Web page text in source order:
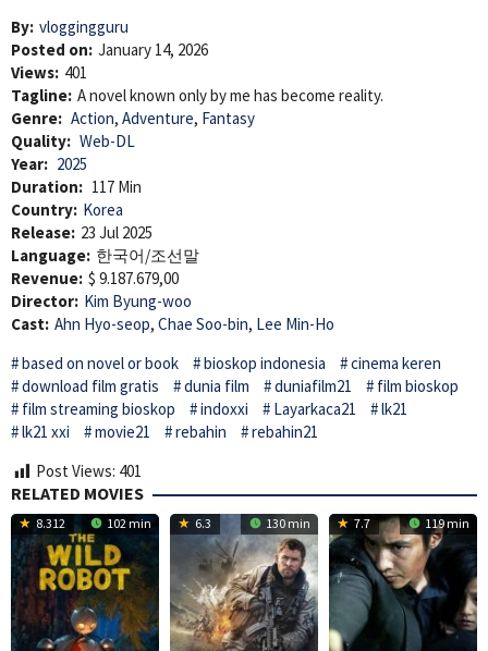
By: vloggingguru
Posted on: January 14, 2026
Views: 401
Tagline: A novel known only by me has become reality.
Genre: Action, Adventure, Fantasy
Quality: Web-DL
Year: 2025
Duration: 117 Min
Country: Korea
Release: 23 Jul 2025
Language: 한국어/조선말
Revenue: $ 9.187.679,00
Director: Kim Byung-woo
Cast: Ahn Hyo-seop, Chae Soo-bin, Lee Min-Ho
based on novel or book
bioskop indonesia
cinema keren
download film gratis
dunia film duniafilm21
film bioskop
film streaming bioskop
indoxxi Layarkaca21
lk21
lk21 xxi
movie21 rebahin
rebahin21
Post Views: 401
RELATED MOVIES
8.312 102 min 6.3 130 min 7.7 119 min